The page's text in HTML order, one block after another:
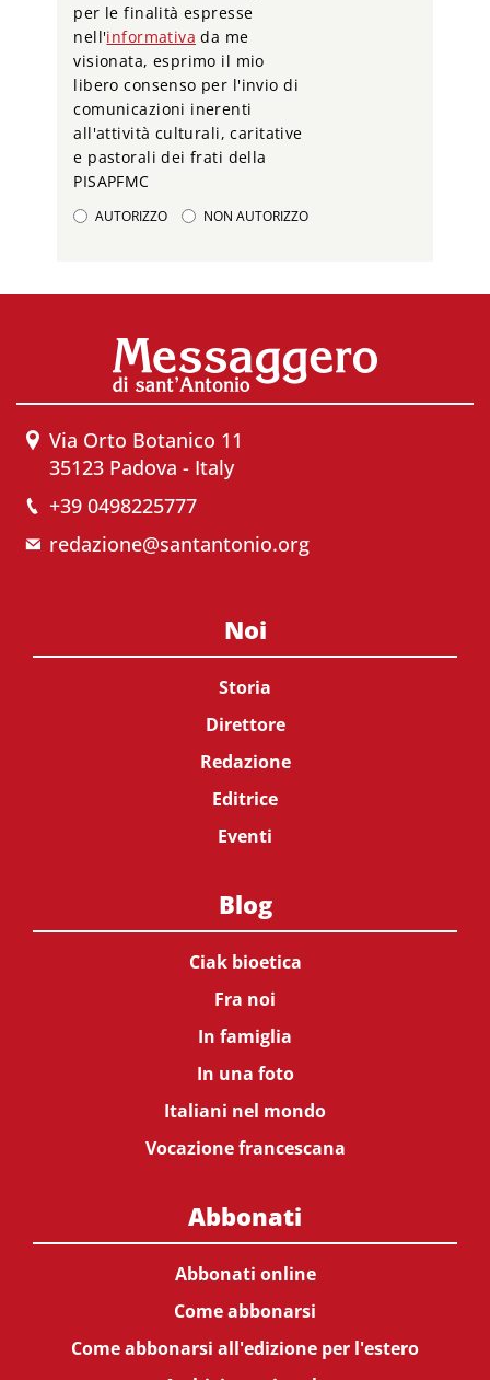
per le finalità espresse
nell'informativa da me
visionata, esprimo il mio
libero consenso per l'invio di
comunicazioni inerenti
all'attività culturali, caritative
e pastorali dei frati della
PISAPFMC
AUTORIZZO NON AUTORIZZO
Via Orto Botanico 11
35123 Padova - Italy
+39 0498225777
redazione@santantonio.org
Noi
Storia
Direttore
Redazione
Editrice
Eventi
Blog
Ciak bioetica
Fra noi
In famiglia
In una foto
Italiani nel mondo
Vocazione francescana
Abbonati
Abbonati online
Come abbonarsi
Come abbonarsi all'edizione per l'estero